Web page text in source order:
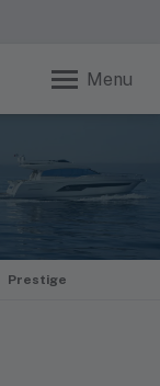
Menu
Prestige